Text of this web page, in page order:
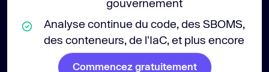
gouvernement
Analyse continue du code, des SBOMS,
des conteneurs, de l'IaC, et plus encore
Commencez gratuitement